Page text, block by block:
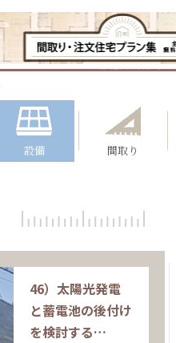
設備 間取り
46）太陽光発電
と蓄電池の後付け
を検討する…